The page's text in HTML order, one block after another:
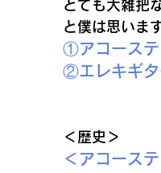
とても大雑把
と僕は思います
①アコーステ
②エレキギタ
＜歴史＞
＜アコース